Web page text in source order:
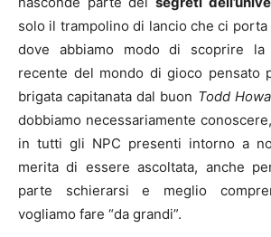
solo il trampolino di lancio che ci porta
dove abbiamo modo di scoprire la
recente del mondo di gioco pensato
brigata capitanata dal buon Todd
dobbiamo necessariamente
in tutti gli NPC presenti intorno a
merita di essere ascoltata, anche
parte schierarsi e meglio
vogliamo fare “da grandi”.